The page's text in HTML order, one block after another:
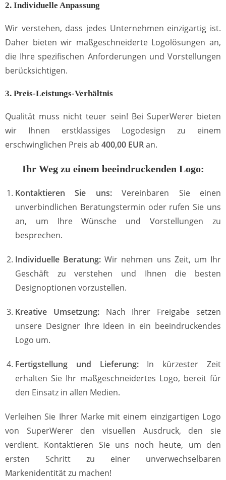
2. Individuelle Anpassung
Wir verstehen, dass jedes Unternehmen einzigartig ist.
Daher bieten wir maßgeschneiderte Logolösungen an,
die Ihre spezifischen Anforderungen und Vorstellungen
berücksichtigen.
3. Preis-Leistungs-Verhältnis
Qualität muss nicht teuer sein! Bei SuperWerer bieten
wir Ihnen erstklassiges Logodesign zu einem
erschwinglichen Preis ab 400,00 EURan.
Ihr Weg zu einem beeindruckenden Logo:
Kontaktieren Sie uns:Vereinbaren Sie einen
unverbindlichen Beratungstermin oder rufen Sie uns
an, um Ihre Wünsche und Vorstellungen zu
besprechen.
Individuelle Beratung: Wir nehmen uns Zeit, um Ihr
Geschäft zu verstehen und Ihnen die besten
Designoptionen vorzustellen.
Kreative Umsetzung:Nach Ihrer Freigabe setzen
unsere Designer Ihre Ideen in ein beeindruckendes
Logo um.
Fertigstellung und Lieferung:In kürzester Zeit
erhalten Sie Ihr maßgeschneidertes Logo, bereit für
den Einsatz in allen Medien.
Verleihen Sie Ihrer Marke mit einem einzigartigen Logo
von SuperWerer den visuellen Ausdruck, den sie
verdient. Kontaktieren Sie uns noch heute, um den
ersten Schritt zu einer unverwechselbaren
Markenidentität zu machen!